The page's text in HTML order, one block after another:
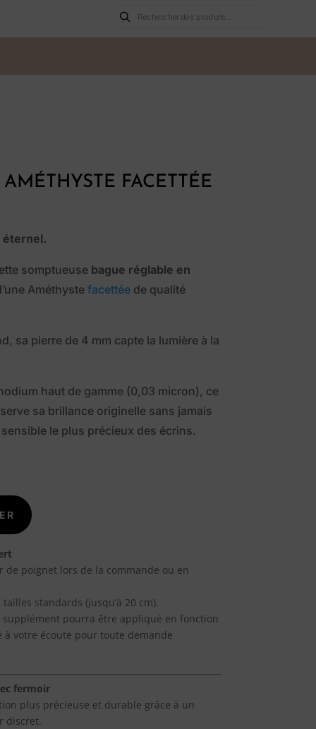
produits
FACETTÉE
éternel.
somptueuse bague réglable en
Améthystefacettée de qualité
sa pierre de 4 mm capte la lumière à la
haut de gamme (0,03 micron), ce
sa brillance originelle sans jamais
le plus précieux des écrins.
poignet lors de la commande ou en
standards (jusqu’à 20 cm).
pourra être appliqué en fonction
à votre écoute pour toute demande
fermoir
plus précieuse et durable grâce à un
discret.